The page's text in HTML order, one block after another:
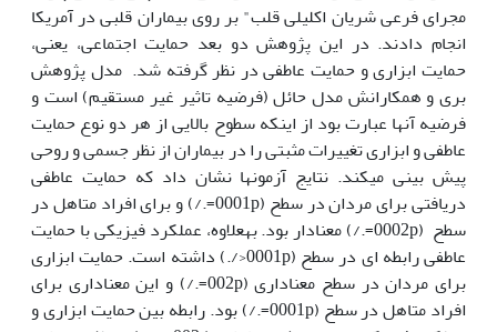
مجرای فرعی شریان اکلیلی قلب" بر روی بیماران قلبی در آمریکا
انجام دادند. در این پژوهش دو بعد حمایت اجتماعی، یعنی،
حمایت ابزاری و حمایت عاطفی در نظر گرفته شد. مدل پژوهش
بری و همکارانش مدل حائل (فرضیه تاثیر غیر مستقیم) است و
فرضیه آن­ها عبارت بود از این­که سطوح بالایی از هر دو نوع حمایت
عاطفی و ابزاری تغییرات مثبتی را در بیماران از نظر جسمی و روحی
پیش بینی می­کند. نتایج آزمون­ها نشان داد که حمایت عاطفی
دریافتی برای مردان در سطح (0001p=./) و برای افراد متاهل در
سطح (0002p=./) معنادار بود. به­علاوه، عملکرد فیزیکی با حمایت
عاطفی رابطه ای در سطح (0001p</.) داشته است. حمایت ابزاری
برای مردان در سطح معناداری (002p=./) و این معناداری برای
افراد متاهل در سطح (0001p=./) بود. رابطه بین حمایت ابزاری و